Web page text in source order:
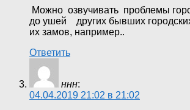
Можно озвучивать проблемы
до ушей других бывших
их замов, например..
Ответить
ннн:
04.04.2019 21:02 в 21:02